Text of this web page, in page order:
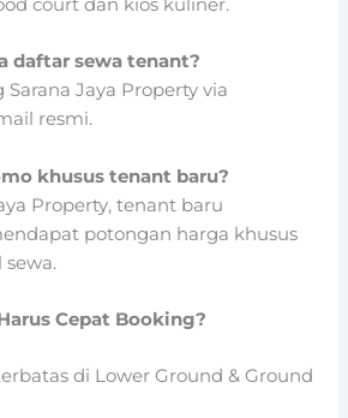
court dan kios kuliner.
daftar sewa tenant?
Jaya Property via
resmi.
khusus tenant baru?
Property, tenant baru
potongan harga khusus
sewa.
Cepat Booking?
di Lower Ground & Ground